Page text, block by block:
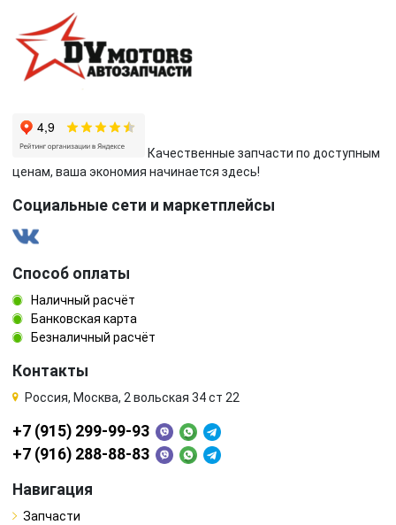
Качественные запчасти по доступным
ценам, ваша экономия начинается здесь!
Социальные сети и маркетплейсы
Способ оплаты
Наличный расчёт
Банковская карта
Безналичный расчёт
Контакты
Россия, Москва, 2 вольская 34 ст 22
+7 (915) 299-99-93
+7 (916) 288-88-83
Навигация
Запчасти